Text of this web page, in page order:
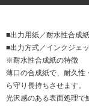
■出力用紙／耐水性合成紙
■出力方式／インクジェ
※耐水性合成紙の特徴
薄口の合成紙で、耐久性
ら守り長持ちさせます。
光沢感のある表面処理で